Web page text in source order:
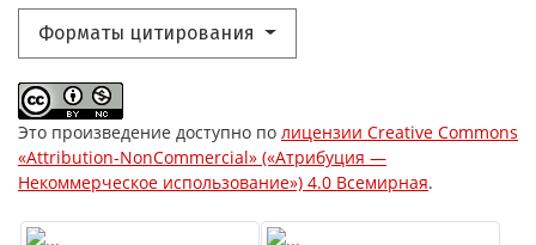
Форматы цитирования
Это произведение доступно по лицензии Creative Commons
«Attribution-NonCommercial» («Атрибуция —
Некоммерческое использование») 4.0 Всемирная.